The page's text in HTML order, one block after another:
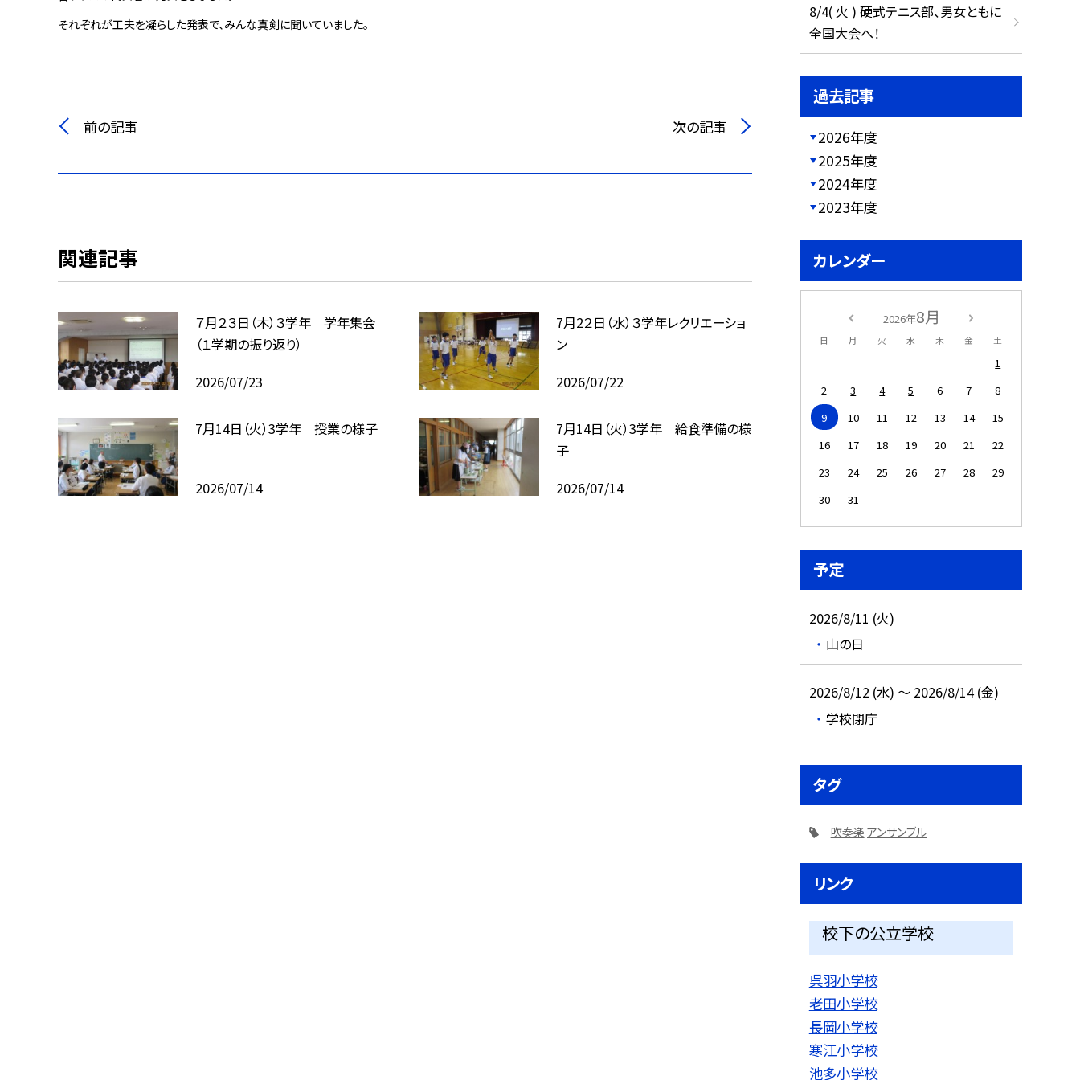
それぞれが工夫を凝らした発表で、みんな真剣に聞いていました。
前の記事 次の記事
関連記事
７月２３日（木）３学年 学年集会
（１学期の振り返り）
2026/07/23
7月2２日（水）３学年レクリエーショ
ン
2026/07/22
7月14日（火）3学年 授業の様子
2026/07/14
7月14日（火）3学年 給食準備の様
子
2026/07/14
8/4( 火 ) 硬式テニス部、男女ともに
全国大会へ！
過去記事
2026年度
2025年度
2024年度
2023年度
カレンダー
2026年8月
日 月 火 水 木 金 土
1
2
3 4 5 6 7
8
9
10 11 12 13 14
15
16
17 18 19 20 21
22
23
24 25 26 27 28
29
30
31
予定
2026/8/11 (火)
山の日
2026/8/12 (水) ～ 2026/8/14 (金)
学校閉庁
タグ
吹奏楽 アンサンブル
リンク
校下の公立学校
呉羽小学校
老田小学校
長岡小学校
寒江小学校
池多小学校